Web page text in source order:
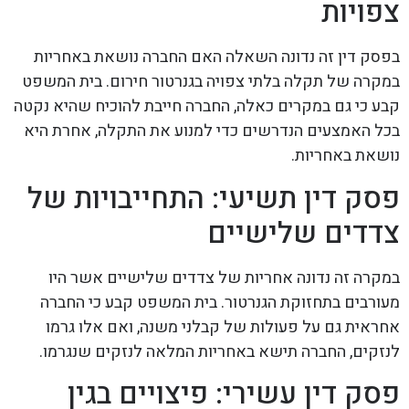
צפויות
בפסק דין זה נדונה השאלה האם החברה נושאת באחריות
במקרה של תקלה בלתי צפויה בגנרטור חירום. בית המשפט
קבע כי גם במקרים כאלה, החברה חייבת להוכיח שהיא נקטה
בכל האמצעים הנדרשים כדי למנוע את התקלה, אחרת היא
נושאת באחריות.
פסק דין תשיעי: התחייבויות של
צדדים שלישיים
במקרה זה נדונה אחריות של צדדים שלישיים אשר היו
מעורבים בתחזוקת הגנרטור. בית המשפט קבע כי החברה
אחראית גם על פעולות של קבלני משנה, ואם אלו גרמו
לנזקים, החברה תישא באחריות המלאה לנזקים שנגרמו.
פסק דין עשירי: פיצויים בגין